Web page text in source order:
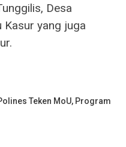
Desa
Kasur yang juga
Teken MoU, Program